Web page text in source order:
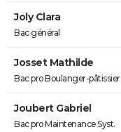
Joly Clara
Bac général
Josset Mathilde
Bac pro Boulanger-pâtissier
Joubert Gabriel
Bac pro Maintenance Syst.